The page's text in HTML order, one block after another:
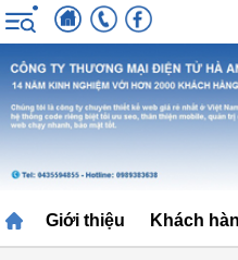
Giới thiệu Khách